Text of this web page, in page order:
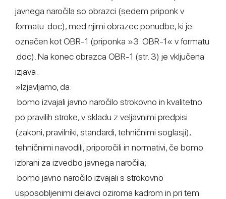
javnega naročila so obrazci (sedem priponk v
formatu .doc), med njimi obrazec ponudbe, ki je
označen kot OBR-1 (priponka »3. OBR-1« v formatu
.doc). Na konec obrazca OBR-1 (str. 3) je vključena
izjava:
»Izjavljamo, da:
­ bomo izvajali javno naročilo strokovno in kvalitetno
po pravilih stroke, v skladu z veljavnimi predpisi
(zakoni, pravilniki, standardi, tehničnimi soglasji),
tehničnimi navodili, priporočili in normativi, če bomo
izbrani za izvedbo javnega naročila;
­ bomo javno naročilo izvajali s strokovno
usposobljenimi delavci oziroma kadrom in pri tem